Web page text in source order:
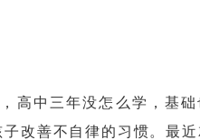
高中三年没怎么学，基础
改善不自律的习惯。最近